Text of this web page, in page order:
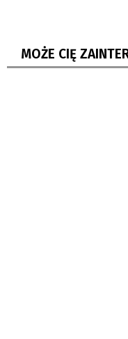
MOŻE CIĘ
Tour de Pologne -
etap w Karpaczu i
Marek Grycz i
Reklama futbolu
Rusza 83. Tour
Zinedine Zidane
Falstart Karwiny